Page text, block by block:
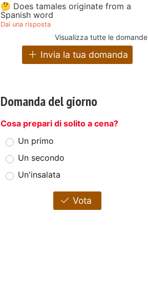
🤔 Does tamales originate from a
Spanish word
Dai una risposta
Visualizza tutte le domande
Invia la tua domanda
Domanda del giorno
Cosa prepari di solito a cena?
Un primo
Un secondo
Un'insalata
Vota